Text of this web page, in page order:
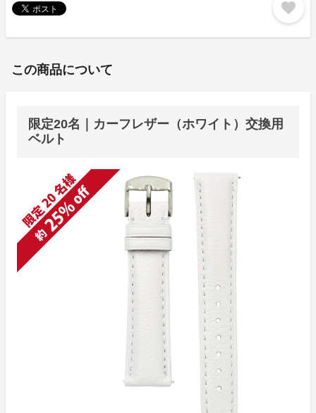
favorite
この商品について
限定20名｜カーフレザー（ホワイト）交換用
ベルト